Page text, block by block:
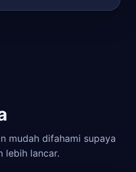
mudah difahami supaya
lebih lancar.